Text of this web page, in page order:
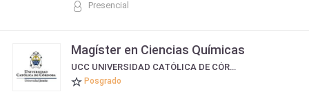
Presencial
Magíster en Ciencias Químicas
UCC UNIVERSIDAD CATÓLICA DE CÓRDOBA
Posgrado